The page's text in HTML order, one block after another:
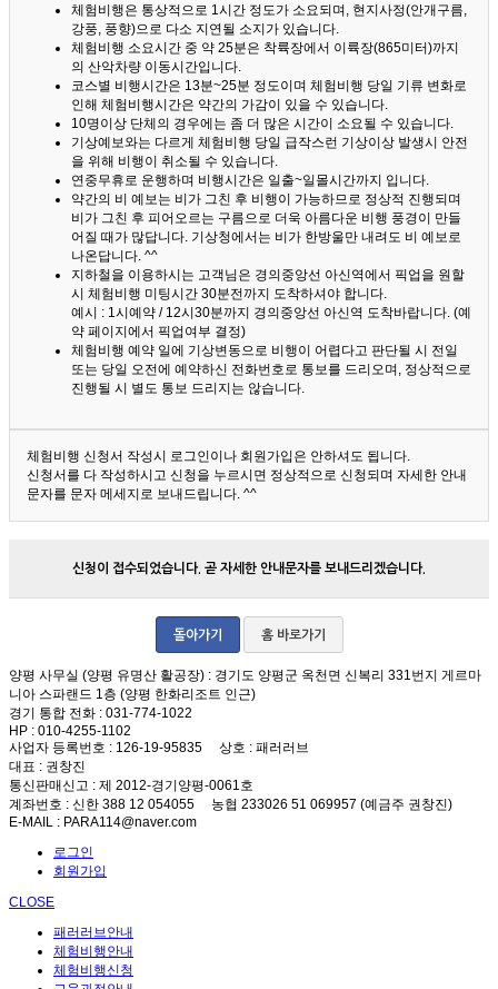
체험비행은 통상적으로 1시간 정도가 소요되며, 현지사정(안개구름,
강풍, 풍향)으로 다소 지연될 소지가 있습니다.
체험비행 소요시간 중 약 25분은 착륙장에서 이륙장(865미터)까지
의 산악차량 이동시간입니다.
코스별 비행시간은 13분~25분 정도이며 체험비행 당일 기류 변화로
인해 체험비행시간은 약간의 가감이 있을 수 있습니다.
10명이상 단체의 경우에는 좀 더 많은 시간이 소요될 수 있습니다.
기상예보와는 다르게 체험비행 당일 급작스런 기상이상 발생시 안전
을 위해 비행이 취소될 수 있습니다.
연중무휴로 운행하며 비행시간은 일출~일몰시간까지 입니다.
약간의 비 예보는 비가 그친 후 비행이 가능하므로 정상적 진행되며
비가 그친 후 피어오르는 구름으로 더욱 아름다운 비행 풍경이 만들
어질 때가 많답니다. 기상청에서는 비가 한방울만 내려도 비 예보로
나온답니다. ^^
지하철을 이용하시는 고객님은 경의중앙선 아신역에서 픽업을 원할
시 체험비행 미팅시간 30분전까지 도착하셔야 합니다.
예시 : 1시예약 / 12시30분까지 경의중앙선 아신역 도착바랍니다. (예
약 페이지에서 픽업여부 결정)
체험비행 예약 일에 기상변동으로 비행이 어렵다고 판단될 시 전일
또는 당일 오전에 예약하신 전화번호로 통보를 드리오며, 정상적으로
진행될 시 별도 통보 드리지는 않습니다.
체험비행 신청서 작성시 로그인이나 회원가입은 안하셔도 됩니다.
신청서를 다 작성하시고 신청을 누르시면 정상적으로 신청되며 자세한 안내
문자를 문자 메세지로 보내드립니다. ^^
신청이 접수되었습니다. 곧 자세한 안내문자를 보내드리겠습니다.
돌아가기 홈 바로가기
양평 사무실 (양평 유명산 활공장) : 경기도 양평군 옥천면 신복리 331번지 게르마
니아 스파랜드 1층 (양평 한화리조트 인근)
경기 통합 전화 : 031-774-1022
HP : 010-4255-1102
사업자 등록번호 : 126-19-95835 상호 : 패러러브
대표 : 권창진
통신판매신고 : 제 2012-경기양평-0061호
계좌번호 : 신한 388 12 054055 농협 233026 51 069957 (예금주 권창진)
E-MAIL : PARA114@naver.com
로그인
회원가입
CLOSE
패러러브안내
체험비행안내
체험비행신청